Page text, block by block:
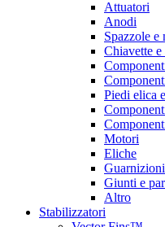
Attuatori
Anodi
Spazzole e
Chiavette e
Piedi elica
Motori
Eliche
Guarnizioni
Giunti e
Altro
Stabilizzatori